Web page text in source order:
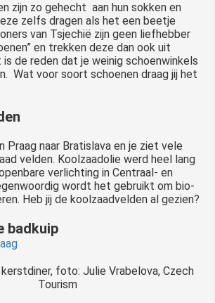
zijn zo gehecht aan hun sokken en
zelfs dragen als het een beetje
van Tsjechië zijn geen liefhebber
en trekken deze dan ook uit
is de reden dat je weinig schoenwinkels
Wat voor soort schoenen draag jij het
Praag naar Bratislava en je ziet vele
velden. Koolzaadolie werd heel lang
verlichting in Centraal- en
wordt het gebruikt om bio-
Heb jij de koolzaadvelden al gezien?
badkuip
foto: Julie Vrabelova, Czech
Tourism